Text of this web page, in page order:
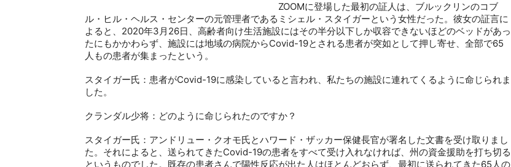
ZOOMに登場した最初の証人は、ブルックリンのコブ
ル・ヒル・ヘルス・センターの元管理者であるミシェル・スタイガーという女性だった。彼女の証言に
よると、 2020年3月 26日、高齢者向け生活施設にはその半分以下しか収容できないほどのベッドがあっ
たにもかかわらず、施設には地域の病院からCovid-19とされる患者が突如として押し寄せ、全部で65
人もの患者が集まったという。
スタイガー氏：患者がCovid-19に感染していると言われ、私たちの施設に連れてくるように命じられま
した。
クランダル少将：どのように命じられたのですか？
スタイガー氏：アンドリュー・クオモ氏とハワード・ザッカー保健長官が署名した文書を受け取りまし
た。それによると、送られてきたCovid-19の患者をすべて受け入れなければ、州の資金援助を打ち切る
というものでした。既存の患者さんで陽性反応が出た人はほとんどおらず、最初に送られてきた65人の